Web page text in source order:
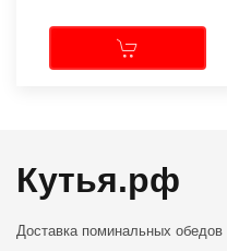
Кутья.рф
Доставка поминальных обедов